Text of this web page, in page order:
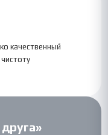
качественный